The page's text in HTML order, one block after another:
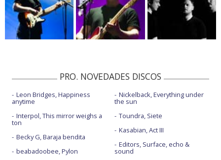
PRO. NOVEDADES DISCOS
Leon Bridges, Happiness
anytime
Interpol, This mirror weighs a
ton
Becky G, Baraja bendita
beabadoobee, Pylon
Nickelback, Everything under
the sun
Toundra, Siete
Kasabian, Act III
Editors, Surface, echo &
sound